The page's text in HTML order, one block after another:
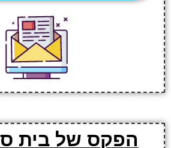
הפקס של בית